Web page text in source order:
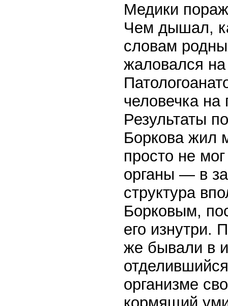
Медики
Чем дышал,
словам
жаловался
человечка на
Результаты
Боркова жил
просто не
органы — в
структура
Борковым,
его изнутри.
же бывали в
организме